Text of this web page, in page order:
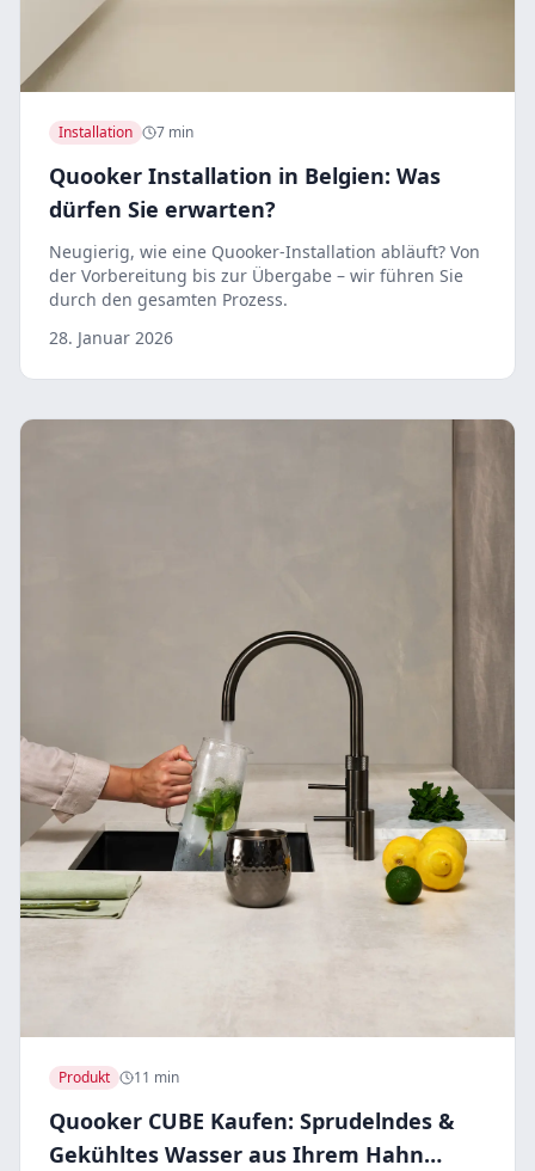
Installation 7 min
Quooker Installation in Belgien: Was
dürfen Sie erwarten?
Neugierig, wie eine Quooker-Installation abläuft? Von
der Vorbereitung bis zur Übergabe – wir führen Sie
durch den gesamten Prozess.
28. Januar 2026
Produkt 11 min
Quooker CUBE Kaufen: Sprudelndes &
Gekühltes Wasser aus Ihrem Hahn